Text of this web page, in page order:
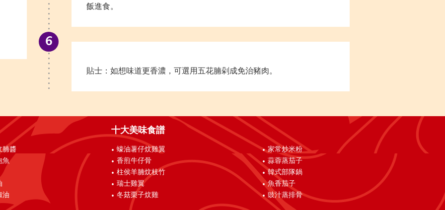
飯進食。
貼士：如想味道更香濃，可選用五花腩剁成免治豬肉。
腩醬
魚
油
十大美味食譜
蠔油薯仔炆雞翼
香煎牛仔骨
柱侯羊腩炆枝竹
瑞士雞翼
冬菇栗子炆雞
家常炒米粉
蒜蓉蒸茄子
韓式部隊鍋
魚香茄子
豉汁蒸排骨